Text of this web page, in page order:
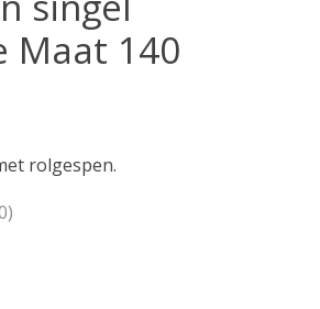
Maat 140
rolgespen.
dit product is